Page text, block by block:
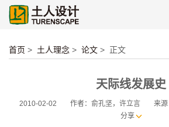
首页 > 土人理念 > 论文 > 正文
天际线发展史
2010-02-02 作者：俞孔坚，许立言
来
分享